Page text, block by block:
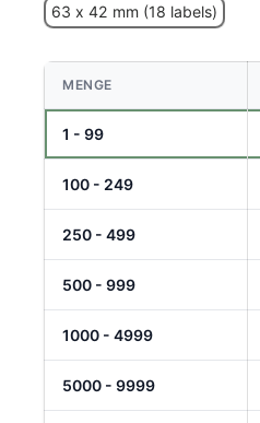
63 x 42 mm (18 labels)
MENGE
1 - 99
100 - 249
250 - 499
500 - 999
1000 - 4999
5000 - 9999